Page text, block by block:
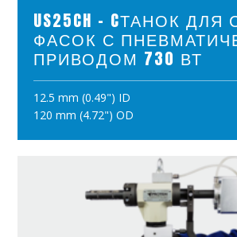
US25CH - CТАНОК
ФАСОК С
ПРИВОДОМ 730 ВТ
12.5 mm (0.49") ID
120 mm (4.72") OD
ПОЛОЖИТЪ В КОРЗИНУ